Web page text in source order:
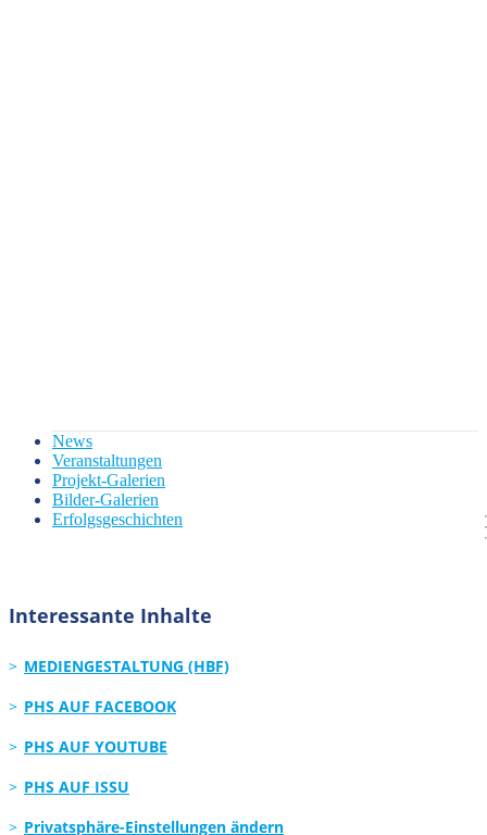
News
Veranstaltungen
Projekt-Galerien
Bilder-Galerien
Erfolgsgeschichten
Interessante Inhalte
MEDIENGESTALTUNG (HBF)
PHS AUF FACEBOOK
PHS AUF YOUTUBE
PHS AUF ISSU
Privatsphäre-Einstellungen ändern